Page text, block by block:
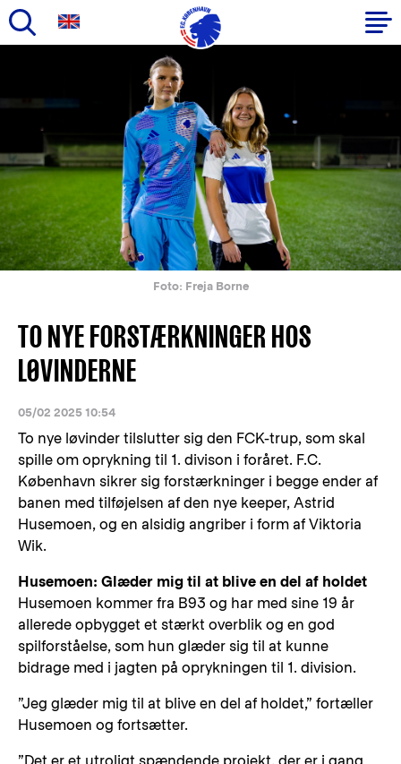
navigation
Foto: Freja Borne
TO NYE FORSTÆRKNINGER HOS
LØVINDERNE
05/02 2025 10:54
To nye løvinder tilslutter sig den FCK-trup, som skal
spille om oprykning til 1. divison i foråret. F.C.
København sikrer sig forstærkninger i begge ender af
banen med tilføjelsen af den nye keeper, Astrid
Husemoen, og en alsidig angriber i form af Viktoria
Wik.
Husemoen: Glæder mig til at blive en del af holdet
Husemoen kommer fra B93 og har med sine 19 år
allerede opbygget et stærkt overblik og en god
spilforståelse, som hun glæder sig til at kunne
bidrage med i jagten på oprykningen til 1. division.
”Jeg glæder mig til at blive en del af holdet,” fortæller
Husemoen og fortsætter.